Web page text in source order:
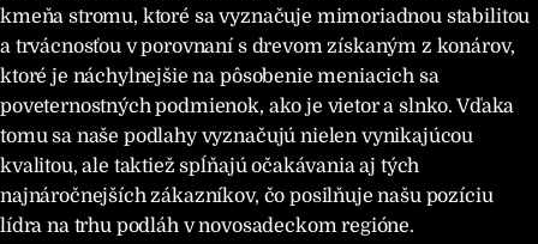
kmeňa stromu, ktoré sa vyznačuje mimoriadnou stabilitou
a trvácnosťou v porovnaní s drevom získaným z konárov,
ktoré je náchylnejšie na pôsobenie meniacich sa
poveternostných podmienok, ako je vietor a slnko. Vďaka
tomu sa naše podlahy vyznačujú nielen vynikajúcou
kvalitou, ale taktiež spĺňajú očakávania aj tých
najnáročnejších zákazníkov, čo posilňuje našu pozíciu
lídra na trhu podláh v novosadeckom regióne.